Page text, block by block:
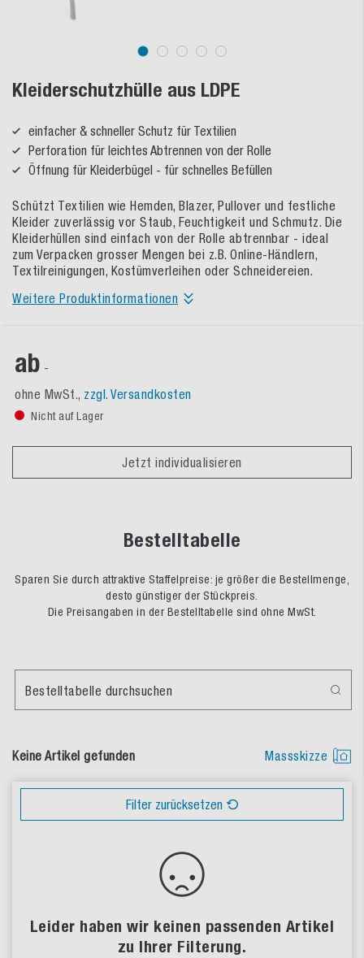
Kleiderschutzhülle aus LDPE
einfacher & schneller Schutz für Textilien
Perforation für leichtes Abtrennen von der Rolle
Öffnung für Kleiderbügel - für schnelles Befüllen
Schützt Textilien wie Hemden, Blazer, Pullover und festliche
Kleider zuverlässig vor Staub, Feuchtigkeit und Schmutz. Die
Kleiderhüllen sind einfach von der Rolle abtrennbar - ideal
zum Verpacken grosser Mengen bei z.B. Online-Händlern,
Textilreinigungen, Kostümverleihen oder Schneidereien.
Weitere Produktinformationen
ab -
ohne MwSt., zzgl. Versandkosten
Nicht auf Lager
Jetzt individualisieren
Bestelltabelle
Sparen Sie durch attraktive Staffelpreise: je größer die Bestellmenge,
desto günstiger der Stückpreis.
Die Preisangaben in der Bestelltabelle sind ohne MwSt.
Keine Artikel gefunden Massskizze
Bestelltabelle durchsuchen
Filter zurücksetzen
Leider haben wir keinen passenden Artikel
zu Ihrer Filterung.